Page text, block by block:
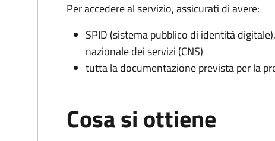
Per accedere al servizio, assicurati di avere:
SPID (sistema pubblico di identità
nazionale dei servizi (CNS)
tutta la documentazione prevista per la
Cosa si ottiene